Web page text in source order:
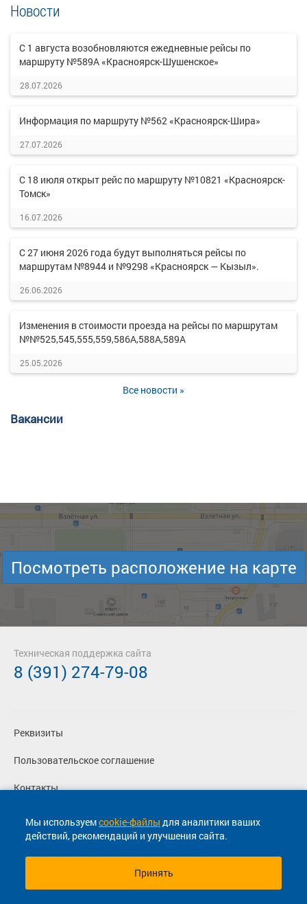
Новости
С 1 августа возобновляются ежедневные рейсы по
маршруту №589А «Красноярск-Шушенское»
28.07.2026
Информация по маршруту №562 «Красноярск-Шира»
27.07.2026
С 18 июля открыт рейс по маршруту №10821 «Красноярск-
Томск»
16.07.2026
С 27 июня 2026 года будут выполняться рейсы по
маршрутам №8944 и №9298 «Красноярск — Кызыл».
26.06.2026
Изменения в стоимости проезда на рейсы по маршрутам
№№525,545,555,559,586А,588А,589А
25.05.2026
Все новости »
Вакансии
Мы используемcookie-файлы для аналитики ваших
действий, рекомендаций и улучшения сайта.
Принять
Посмотреть расположение на карте
Реквизиты
Пользовательское соглашение
Контакты
Политика конфиденциальности
Перевозчикам
Техническая поддержка сайта
8 (391) 274-79-08
© 2013-2026, ООО "Капитал"- Онлайн сервис продажи